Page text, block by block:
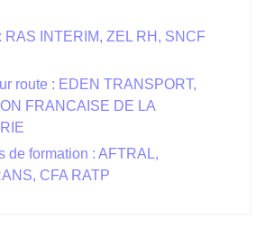
RAS INTERIM, ZEL RH, SNCF
route : EDEN TRANSPORT,
FRANCAISE DE LA
de formation : AFTRAL,
CFA RATP